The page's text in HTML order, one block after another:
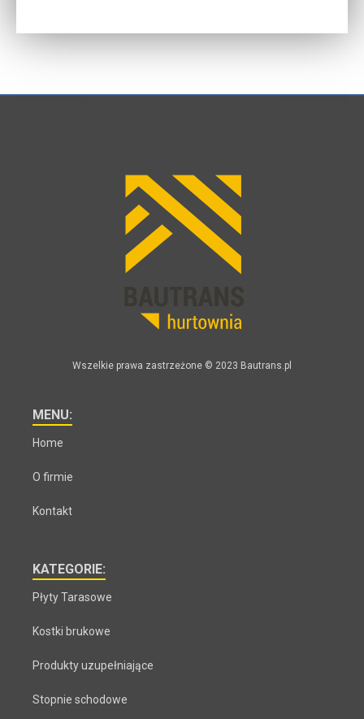
Wszelkie prawa zastrzeżone © 2023 Bautrans.pl
MENU:
Home
O firmie
Kontakt
KATEGORIE:
Płyty Tarasowe
Kostki brukowe
Produkty uzupełniające
Stopnie schodowe